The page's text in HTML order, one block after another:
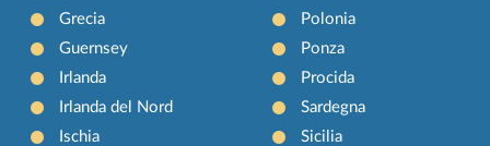
Grecia
Guernsey
Irlanda
Irlanda del Nord
Ischia
Polonia
Ponza
Procida
Sardegna
Sicilia